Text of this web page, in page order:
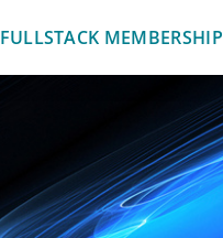
FULLSTACK MEMBERSHIP